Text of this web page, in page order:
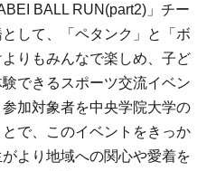
BALL RUN(part2)」チー
して、「ペタンク」と「ボ
りもみんなで楽しめ、子ど
できるスポーツ交流イベン
加対象者を中央学院大学の
で、このイベントをきっか
より地域への関心や愛着を